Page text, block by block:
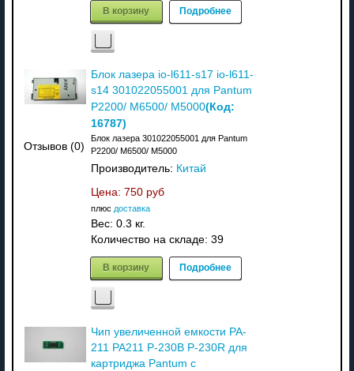
В корзину Подробнее
Отзывов (0)
Блок лазера io-l611-s17 io-l611-
s14 301022055001 для Pantum
P2200/ M6500/ M5000(Код:
16787)
Блок лазера 301022055001 для Pantum
P2200/ M6500/ M5000
Производитель: Китай
Цена: 750 руб
плюс доставка
Вес: 0.3 кг.
Количество на складе: 39
В корзину Подробнее
Чип увеличенной емкости PA-
211 PA211 P-230В P-230R для
картриджа Pantum с